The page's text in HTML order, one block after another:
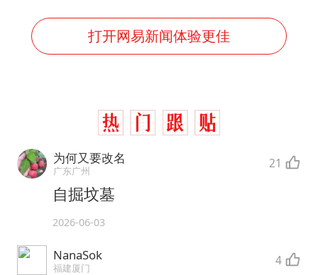
打开网易新闻体验更佳
为何又要改名
广东广州 21
自掘坟墓
2026-06-03
NanaSok
福建厦门 4